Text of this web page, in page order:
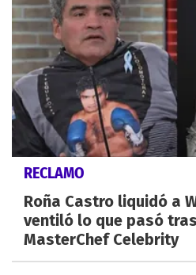
RECLAMO
Roña Castro liquidó a
ventiló lo que pasó
MasterChef Celebrity